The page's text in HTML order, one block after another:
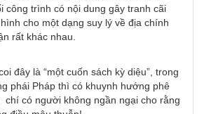
công trình có nội dung gây tranh cãi
cho một dạng suy lý về địa chính
rất khác nhau.
đây là “một cuốn sách kỳ diệu”, trong
phái Pháp thì có khuynh hướng phê
chí có người không ngần ngại cho rằng